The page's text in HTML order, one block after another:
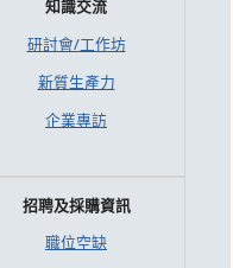
知識交流
研討會/工作坊
新質生產力
企業專訪
招聘及採購資訊
職位空缺